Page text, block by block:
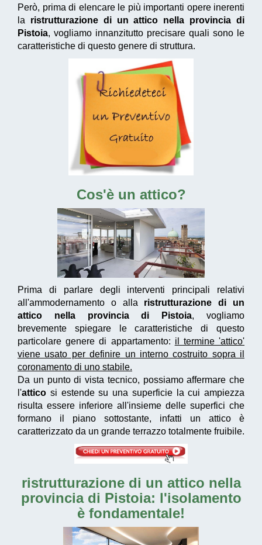
Però, prima di elencare le più importanti opere inerenti
la ristrutturazione di un attico nella provincia di
Pistoia, vogliamo innanzitutto precisare quali sono le
caratteristiche di questo genere di struttura.
Cos'è un attico?
Prima di parlare degli interventi principali relativi
all'ammodernamento o alla ristrutturazione di un
attico nella provincia di Pistoia, vogliamo
brevemente spiegare le caratteristiche di questo
particolare genere di appartamento: il termine 'attico'
viene usato per definire un interno costruito sopra il
coronamento di uno stabile.
Da un punto di vista tecnico, possiamo affermare che
l'attico si estende su una superficie la cui ampiezza
risulta essere inferiore all'insieme delle superfici che
formano il piano sottostante, infatti un attico è
caratterizzato da un grande terrazzo totalmente fruibile.
ristrutturazione di un attico nella
provincia di Pistoia: l'isolamento
è fondamentale!